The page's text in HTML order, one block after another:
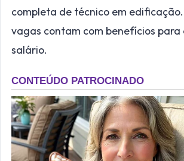
completa de técnico em
vagas contam com benefícios para
salário.